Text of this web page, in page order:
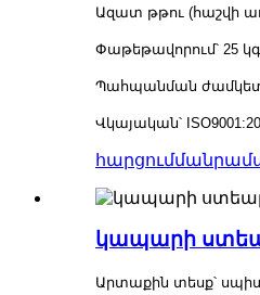
Ազատ թթու (հաշվի
Փաթեթավորում՝ 25
Պահպանման
Վկայական՝
հարցում
կապարի
Արտաքին տեսք՝